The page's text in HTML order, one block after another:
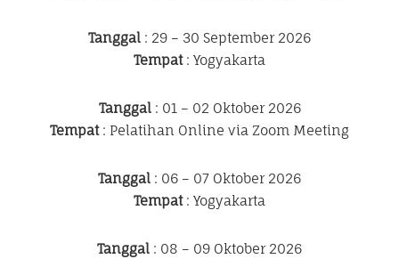
Tanggal : 29 – 30 September 2026
Tempat: Yogyakarta
Tanggal: 01 – 02 Oktober 2026
Tempat: Pelatihan Online via Zoom Meeting
Tanggal : 06 – 07 Oktober 2026
Tempat: Yogyakarta
Tanggal : 08 – 09 Oktober 2026